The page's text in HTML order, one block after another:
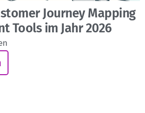
Journey Mapping
Tools im Jahr 2026